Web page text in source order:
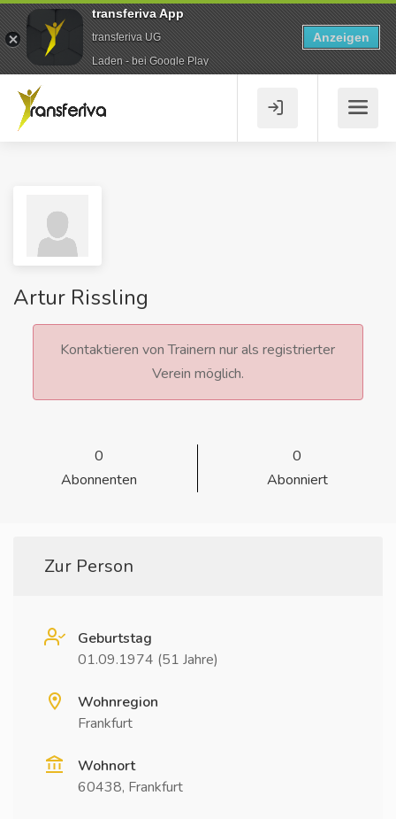
Artur Rissling
Kontaktieren von Trainern nur als registrierter
Verein möglich.
0
Abonnenten
0
Abonniert
Zur Person
Geburtstag
01.09.1974 (51 Jahre)
Wohnregion
Frankfurt
Wohnort
60438, Frankfurt
transferiva App
transferiva UG
Laden - bei Google Play
Anzeigen